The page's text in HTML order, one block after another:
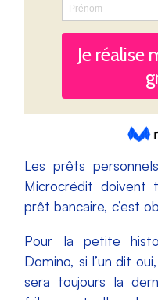
Les prêts
Microcrédit doivent
prêt bancaire, c’est
Pour la petite
Domino, si l’un dit
sera toujours la